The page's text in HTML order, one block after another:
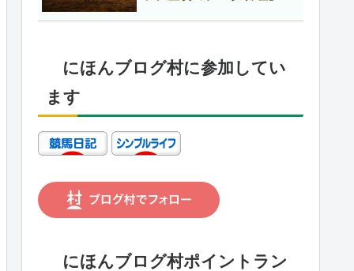
にほんブログ村に参加してい
ます
にほんブログ村ポイントラン